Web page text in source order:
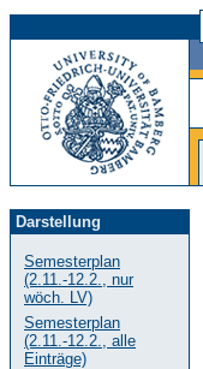
Darstellung
Semesterplan
(2.11.-12.2., nur
wöch. LV)
Semesterplan
(2.11.-12.2., alle
Einträge)